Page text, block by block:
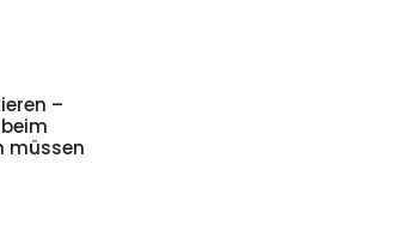
–
müssen